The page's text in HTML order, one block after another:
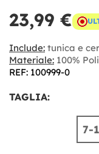
23,99 €
Include: tunica e
Materiale: 100%
REF: 100999-0
TAGLIA:
7-